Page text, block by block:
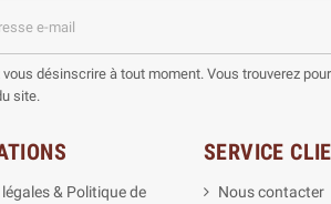
vous désinscrire à tout moment. Vous trouverez
site.
& Politique de
SERVICE
Nous contacter